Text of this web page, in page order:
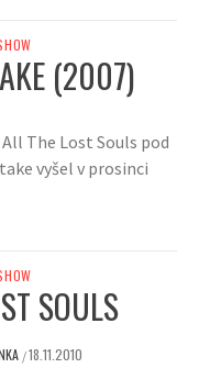
(2007)
The Lost Souls pod
vyšel v prosinci
SOULS
/18.11.2010